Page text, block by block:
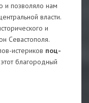
и позволяло нам
власти.
и
Севастополя.
истериков поц-
благородный